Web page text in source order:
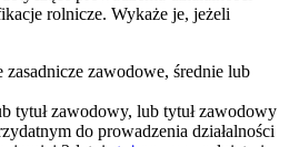
rolnicze. Wykaże je, jeżeli
zasadnicze zawodowe, średnie lub
tytuł zawodowy, lub tytuł zawodowy
do prowadzenia działalności